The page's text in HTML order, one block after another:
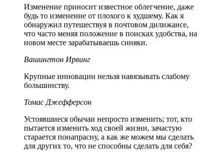
Изменение приносит известное облегчение, даже
будь то изменение от плохого к худшему. Как я
обнаружил путешествуя в почтовом дилижансе,
что часто меняя положение в поисках удобства, на
новом месте зарабатываешь синяки.
Вашингтон Ирвинг
Крупные инновации нельзя навязывать слабому
большинству.
Томас Джефферсон
Устоявшиеся обычаи непросто изменить; тот, кто
пытается изменить ход своей жизни, зачастую
старается понапрасну, а как же можем мы сделать
для других то, что не способны сделать для себя?